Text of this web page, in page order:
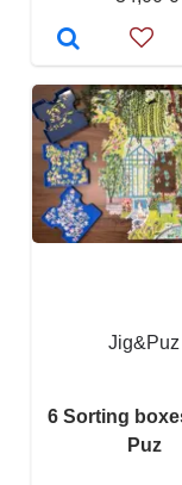
Jig&Puz
6 Sorting
Puz